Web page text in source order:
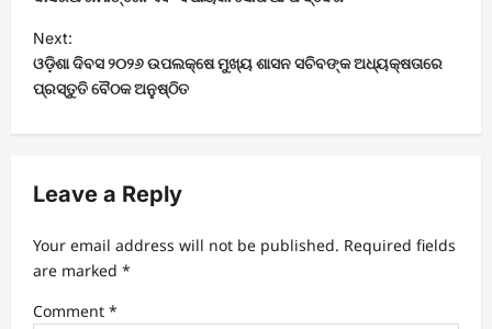
t
n
a
v
g
a
t
i
Next:
ଓଡ଼ିଶା ଦିବସ ୨୦୨୬ ଉପଲକ୍ଷେ ମୁଖ୍ୟ ଶାସନ ସଚିବଙ୍କ ଅଧ୍ୟକ୍ଷତାରେ
ପ୍ରସ୍ତୁତି ବୈଠକ ଅନୁଷ୍ଠିତ
Leave a Reply
Your email address will not be published. Required fields
are marked *
Comment *